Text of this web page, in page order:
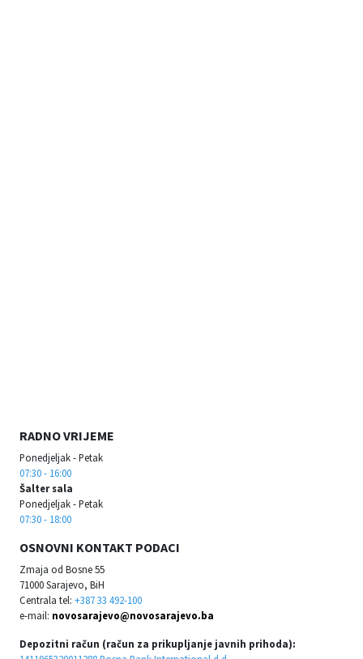
RADNO VRIJEME
Ponedjeljak - Petak
07:30 - 16:00
Šalter sala
Ponedjeljak - Petak
07:30 - 18:00
OSNOVNI KONTAKT PODACI
Zmaja od Bosne 55
71000 Sarajevo, BiH
Centrala tel: +387 33 492-100
e-mail: novosarajevo@novosarajevo.ba
Depozitni račun (račun za prikupljanje javnih prihoda):